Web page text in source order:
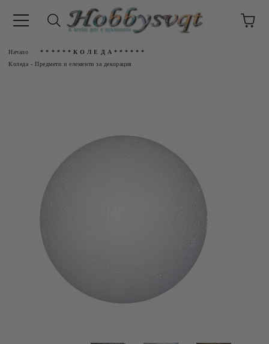
Начало
* * * * * * К О Л Е Д А * * * * * *
Коледа - Предмети и елементи за декорация